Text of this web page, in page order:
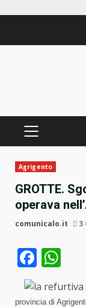
PRIMÄRES
Agrigento
GROTTE.
operava
comunicalo.it 3
provincia di